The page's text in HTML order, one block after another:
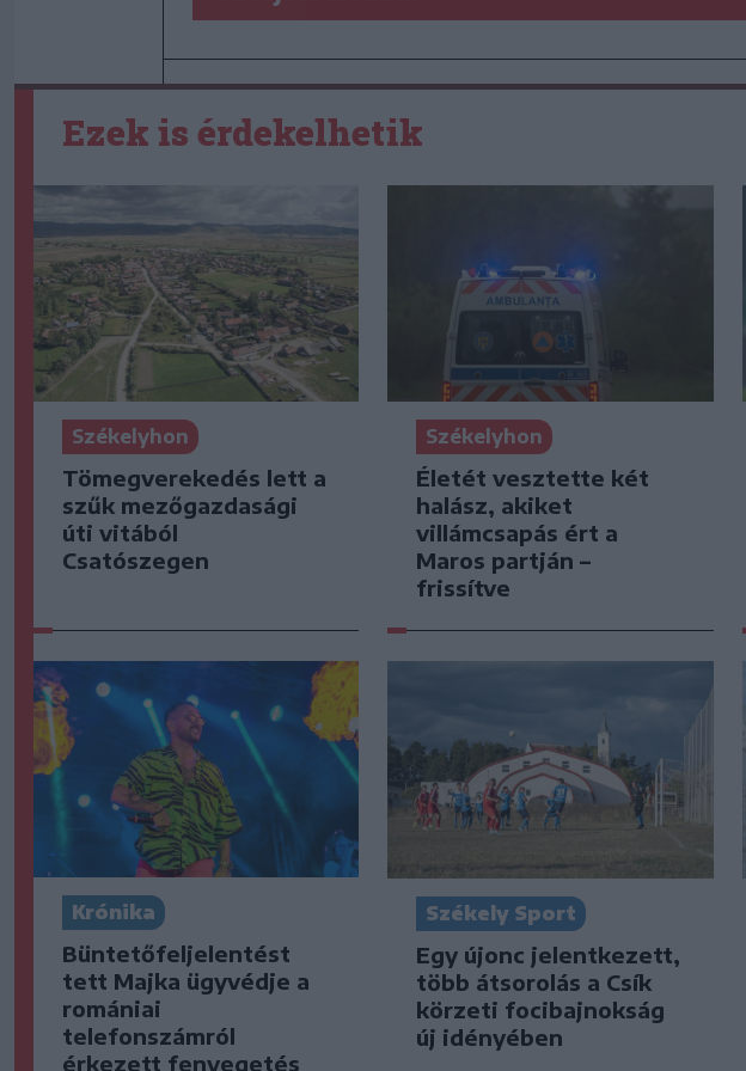
Ezek is érdekelhetik
Székelyhon
Tömegverekedés lett a
szűk mezőgazdasági
úti vitából
Csatószegen
Székelyhon
Életét vesztette két
halász, akiket
villámcsapás ért a
Maros partján –
frissítve
Krónika
Büntetőfeljelentést
tett Majka ügyvédje a
romániai
telefonszámról
érkezett fenyegetés
Székely Sport
Egy újonc jelentkezett,
több átsorolás a Csík
körzeti focibajnokság
új idényében